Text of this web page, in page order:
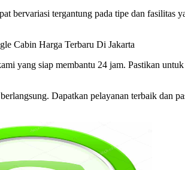
bervariasi tergantung pada tipe dan fasilitas
yang siap membantu 24 jam. Pastikan
Dapatkan pelayanan terbaik dan